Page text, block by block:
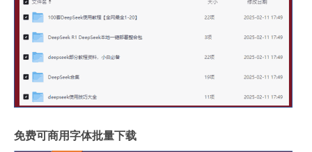
免费可商用字体批量下载